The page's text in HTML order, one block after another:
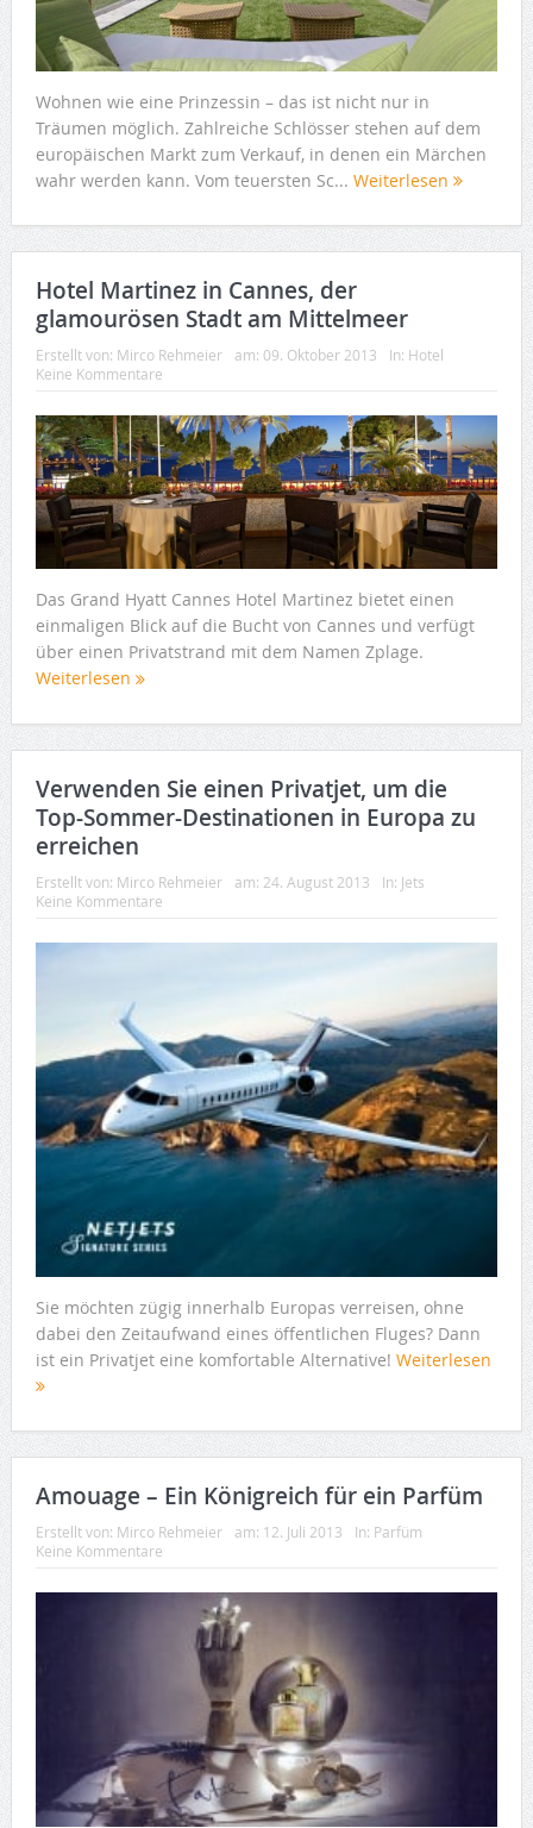
Wohnen wie eine Prinzessin – das ist nicht nur in
Träumen möglich. Zahlreiche Schlösser stehen auf dem
europäischen Markt zum Verkauf, in denen ein Märchen
wahr werden kann. Vom teuersten Sc... Weiterlesen
Hotel Martinez in Cannes, der
glamourösen Stadt am Mittelmeer
Erstellt von: Mirco Rehmeier am: 09. Oktober 2013 In: Hotel
Keine Kommentare
Das Grand Hyatt Cannes Hotel Martinez bietet einen
einmaligen Blick auf die Bucht von Cannes und verfügt
über einen Privatstrand mit dem Namen Zplage.
Weiterlesen
Verwenden Sie einen Privatjet, um die
Top-Sommer-Destinationen in Europa zu
erreichen
Erstellt von: Mirco Rehmeier am: 24. August 2013 In: Jets
Keine Kommentare
Sie möchten zügig innerhalb Europas verreisen, ohne
dabei den Zeitaufwand eines öffentlichen Fluges? Dann
ist ein Privatjet eine komfortable Alternative! Weiterlesen
Amouage – Ein Königreich für ein Parfüm
Erstellt von: Mirco Rehmeier am: 12. Juli 2013 In: Parfüm
Keine Kommentare